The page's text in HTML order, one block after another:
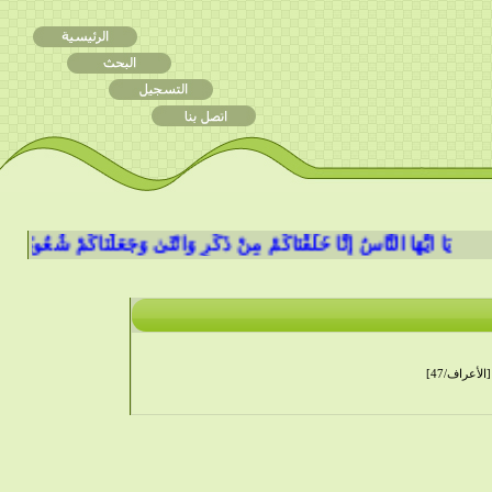
أَيُّهَا النَّاسُ إِنَّا خَلَقْنَاكُمْ مِنْ ذَكَرٍ وَأُنْثَىٰ وَجَعَلْنَاكُمْ شُعُوبًا
47]